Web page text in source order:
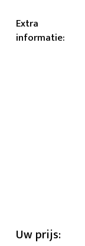
Extra
informatie:
Uw prijs: